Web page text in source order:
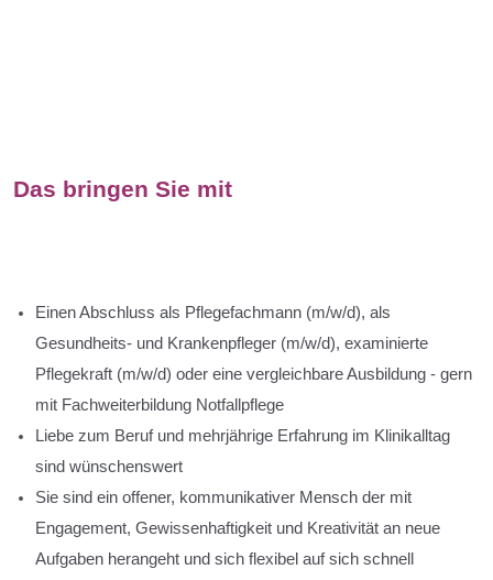
Das bringen Sie mit
Einen Abschluss als Pflegefachmann (m/w/d), als
Gesundheits- und Krankenpfleger (m/w/d), examinierte
Pflegekraft (m/w/d) oder eine vergleichbare Ausbildung - gern
mit Fachweiterbildung Notfallpflege
Liebe zum Beruf und mehrjährige Erfahrung im Klinikalltag
sind wünschenswert
Sie sind ein offener, kommunikativer Mensch der mit
Engagement, Gewissenhaftigkeit und Kreativität an neue
Aufgaben herangeht und sich flexibel auf sich schnell